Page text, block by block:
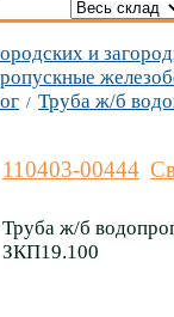
и
/ Труба ж/б
110403-00444
Труба ж/б
ЗКП19.100